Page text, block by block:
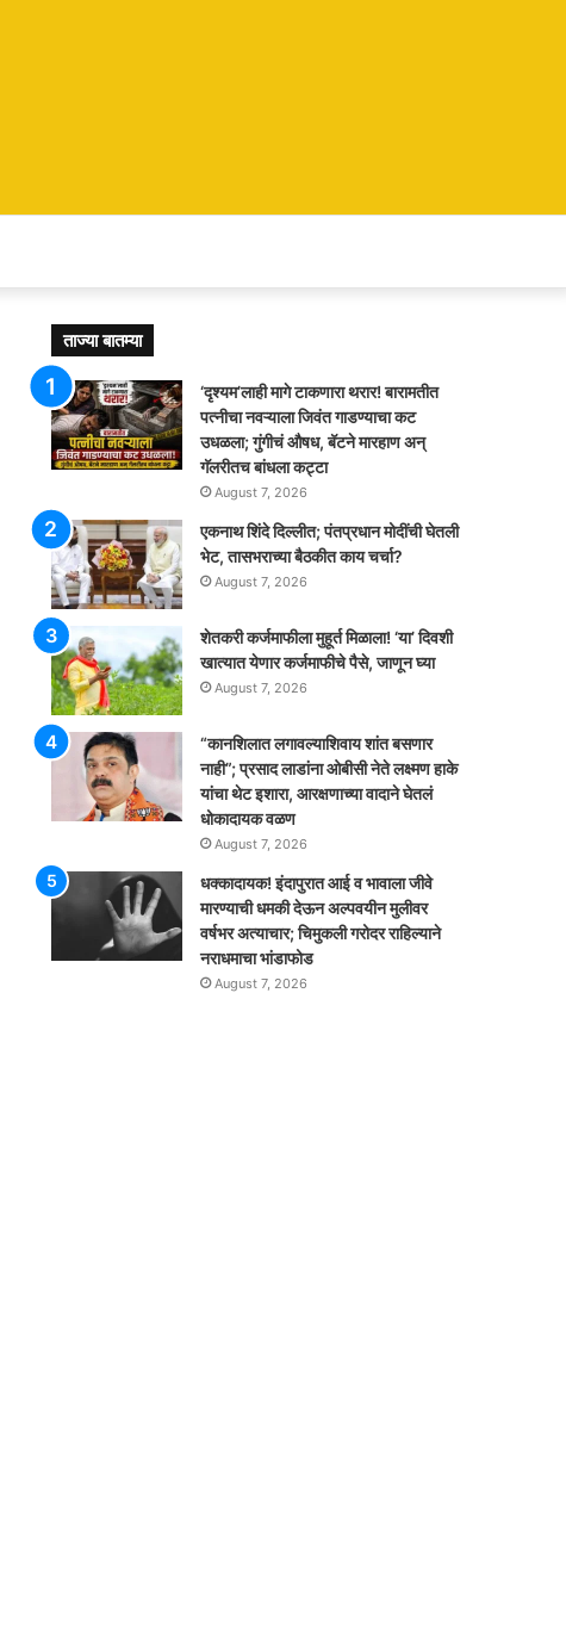
ताज्या बातम्या
‘दृश्यम’लाही मागे टाकणारा थरार! बारामतीत
पत्नीचा नवऱ्याला जिवंत गाडण्याचा कट
उधळला; गुंगीचं औषध, बॅटने मारहाण अन्
गॅलरीतच बांधला कट्टा
August 7, 2026
एकनाथ शिंदे दिल्लीत; पंतप्रधान मोदींची घेतली
भेट, तासभराच्या बैठकीत काय चर्चा?
August 7, 2026
शेतकरी कर्जमाफीला मुहूर्त मिळाला! ‘या’ दिवशी
खात्यात येणार कर्जमाफीचे पैसे, जाणून घ्या
August 7, 2026
“कानशिलात लगावल्याशिवाय शांत बसणार
नाही”; प्रसाद लाडांना ओबीसी नेते लक्ष्मण हाके
यांचा थेट इशारा, आरक्षणाच्या वादाने घेतलं
धोकादायक वळण
August 7, 2026
धक्कादायक! इंदापुरात आई व भावाला जीवे
मारण्याची धमकी देऊन अल्पवयीन मुलीवर
वर्षभर अत्याचार; चिमुकली गरोदर राहिल्याने
नराधमाचा भांडाफोड
August 7, 2026